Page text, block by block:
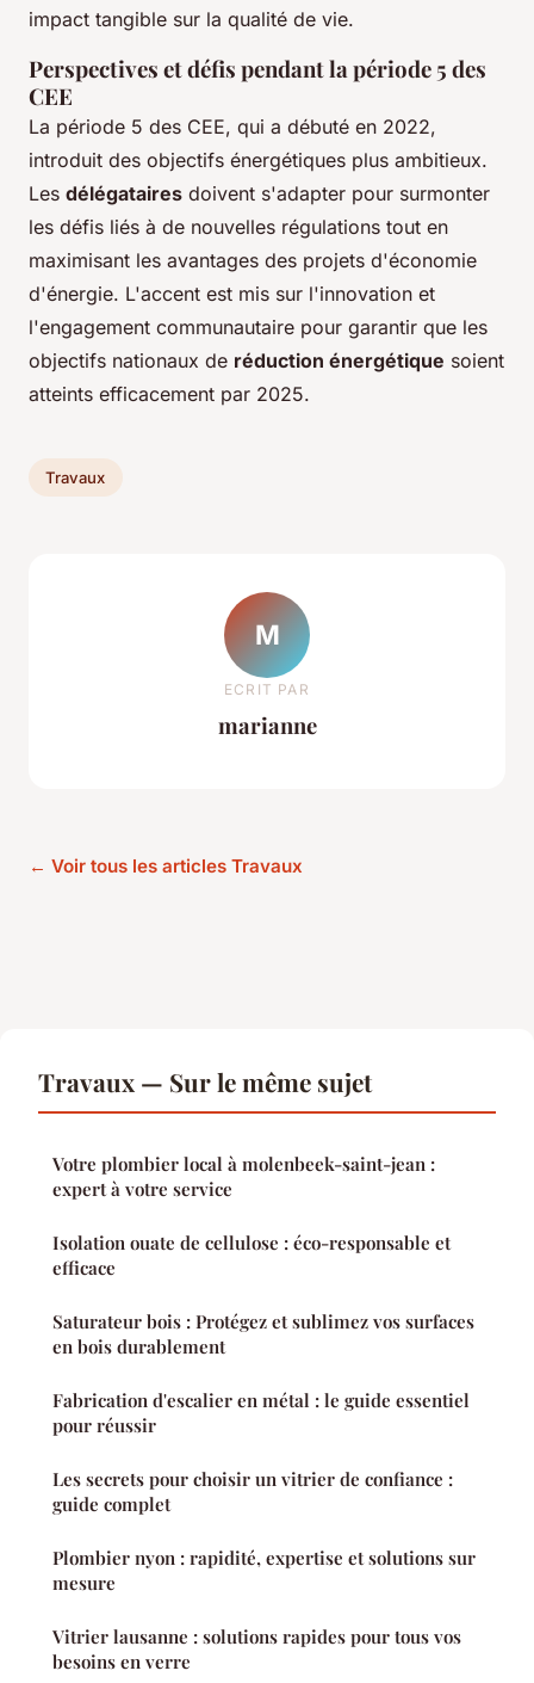
impact tangible sur la qualité de vie.
Perspectives et défis pendant la période 5 des
CEE
La période 5 des CEE, qui a débuté en 2022,
introduit des objectifs énergétiques plus ambitieux.
Les délégataires doivent s'adapter pour surmonter
les défis liés à de nouvelles régulations tout en
maximisant les avantages des projets d'économie
d'énergie. L'accent est mis sur l'innovation et
l'engagement communautaire pour garantir que les
objectifs nationaux de réduction énergétique soient
atteints efficacement par 2025.
Travaux
M
ECRIT PAR
marianne
← Voir tous les articles Travaux
Travaux — Sur le même sujet
Votre plombier local à molenbeek-saint-jean :
expert à votre service
Isolation ouate de cellulose : éco-responsable et
efficace
Saturateur bois : Protégez et sublimez vos surfaces
en bois durablement
Fabrication d'escalier en métal : le guide essentiel
pour réussir
Les secrets pour choisir un vitrier de confiance :
guide complet
Plombier nyon : rapidité, expertise et solutions sur
mesure
Vitrier lausanne : solutions rapides pour tous vos
besoins en verre